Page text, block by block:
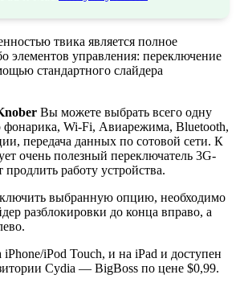
твика является полное
элементов управления: переключение
стандартного слайдера
Вы можете выбрать всего одну
Wi-Fi, Авиарежима, Bluetooth,
передача данных по сотовой сети. К
очень полезный переключатель 3G-
работу устройства.
выбранную опцию, необходимо
разблокировки до конца вправо, а
iPhone/iPod Touch, и на iPad и доступен
Cydia — BigBoss по цене $0,99.